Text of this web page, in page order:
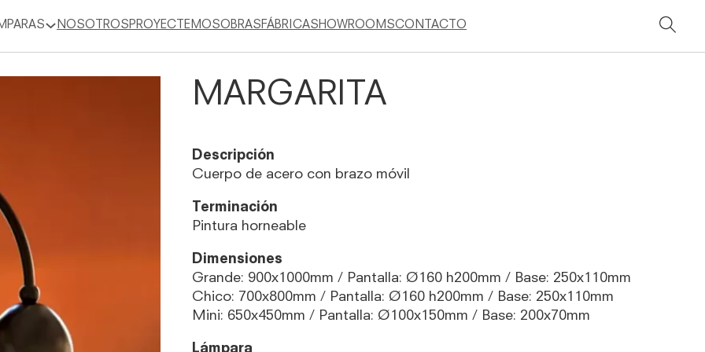
NOSOTROS PROYECTEMOSOBRAS FÁBRICASHOWROOMSCONTACTO
MARGARITA
Descripción
Cuerpo de acero con brazo móvil
Terminación
Pintura horneable
Dimensiones
Grande: 900x1000mm / Pantalla: Ø160 h200mm / Base: 250x110mm
Chico: 700x800mm / Pantalla: Ø160 h200mm / Base: 250x110mm
Mini: 650x450mm / Pantalla: Ø100x150mm / Base: 200x70mm
Lámpara